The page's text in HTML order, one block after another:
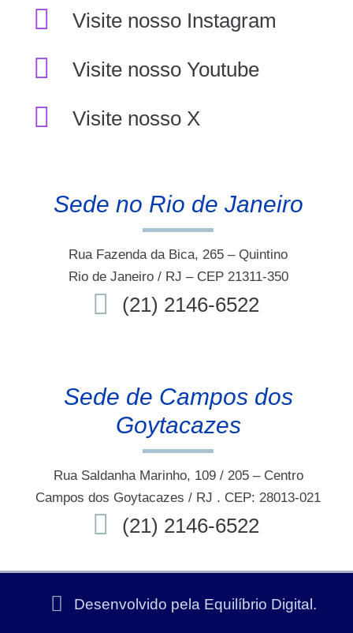
Visite nosso Instagram
Visite nosso Youtube
Visite nosso X
Sede no Rio de Janeiro
Rua Fazenda da Bica, 265 – Quintino
Rio de Janeiro / RJ – CEP 21311-350
(21) 2146-6522
Sede de Campos dos
Goytacazes
Rua Saldanha Marinho, 109 / 205 – Centro
Campos dos Goytacazes / RJ . CEP: 28013-021
(21) 2146-6522
Desenvolvido pela Equilíbrio Digital.